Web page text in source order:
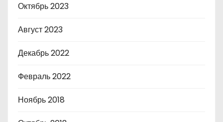
Октябрь 2023
Август 2023
Декабрь 2022
Февраль 2022
Ноябрь 2018